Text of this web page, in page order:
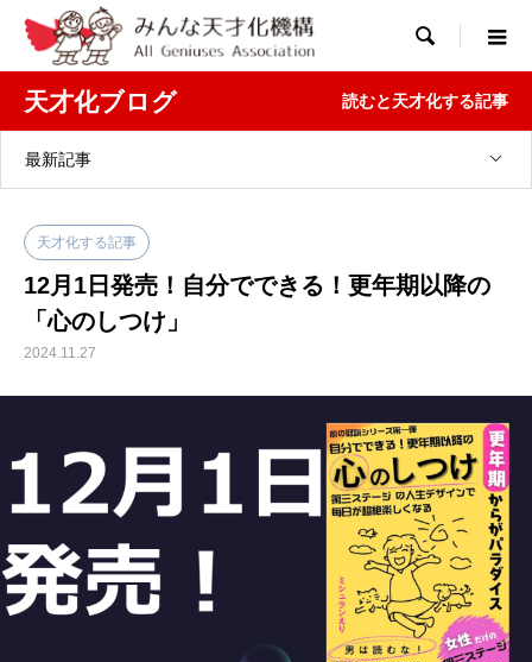

天才化ブログ 読むと天才化する記事
最新記事
天才化する記事
12月1日発売！自分でできる！更年期以降の
「心のしつけ」
2024.11.27